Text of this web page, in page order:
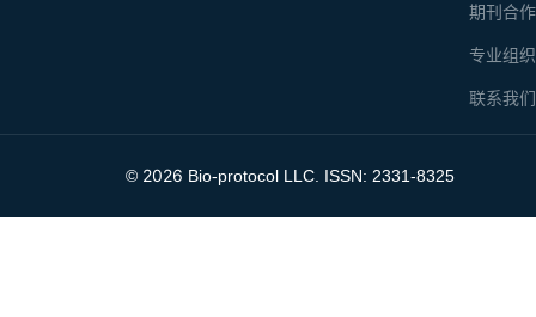
期刊合
专业组
联系我们
© 2026 Bio-protocol LLC. ISSN: 2331-8325